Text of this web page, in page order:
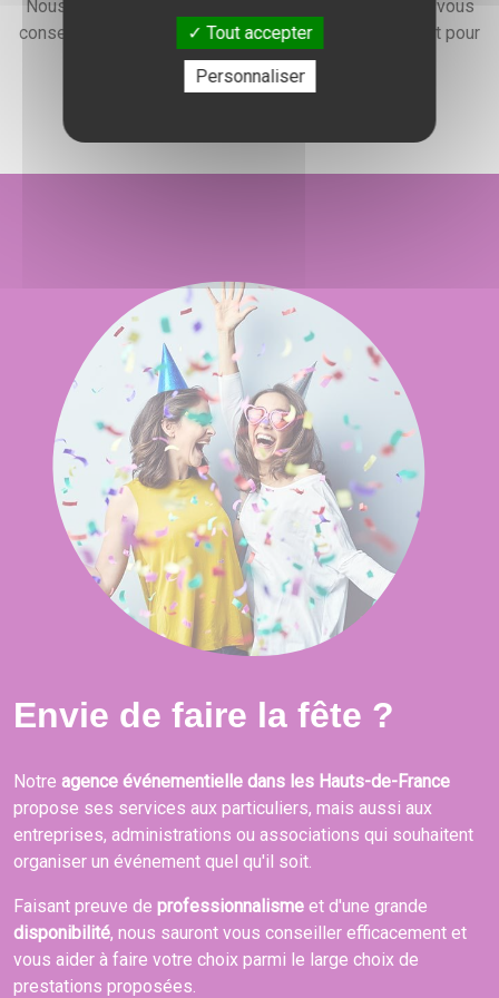
Nous faisons preuve d'une grande disponibilité pour vous
conseiller, vous renseigner et élaborer un devis gratuit pour
l'organisation de votre événement.
Envie de faire la fête ?
Notre agence événementielle dans les Hauts-de-France
propose ses services aux particuliers, mais aussi aux
entreprises, administrations ou associations qui souhaitent
organiser un événement quel qu'il soit.
Faisant preuve de professionnalisme et d'une grande
disponibilité, nous sauront vous conseiller efficacement et
vous aider à faire votre choix parmi le large choix de
prestations proposées.
Tout accepter
Personnaliser